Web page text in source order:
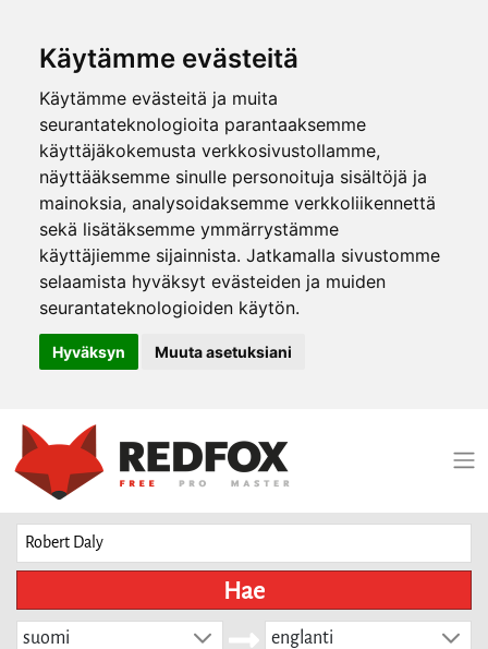
Käytämme evästeitä
Käytämme evästeitä ja muita
seurantateknologioita parantaaksemme
käyttäjäkokemusta verkkosivustollamme,
näyttääksemme sinulle personoituja sisältöjä ja
mainoksia, analysoidaksemme verkkoliikennettä
sekä lisätäksemme ymmärrystämme
käyttäjiemme sijainnista. Jatkamalla sivustomme
selaamista hyväksyt evästeiden ja muiden
seurantateknologioiden käytön.
Hyväksyn Muuta asetuksiani
Hae
suomi englanti